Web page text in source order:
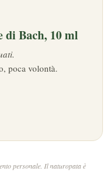
Bach, 10 ml
poca volontà.
personale. Il naturopata è